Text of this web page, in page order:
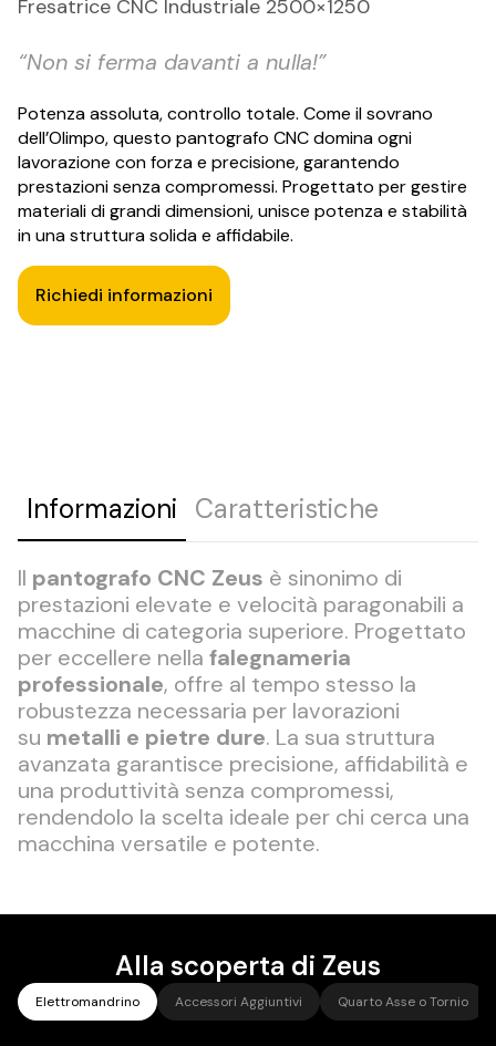
Fresatrice CNC Industriale 2500×1250
“Non si ferma davanti a nulla!”
Potenza assoluta, controllo totale. Come il sovrano
dell’Olimpo, questo pantografo CNC domina ogni
lavorazione con forza e precisione, garantendo
prestazioni senza compromessi. Progettato per gestire
materiali di grandi dimensioni, unisce potenza e stabilità
in una struttura solida e affidabile.
Richiedi informazioni
Informazioni Caratteristiche
Il pantografo CNC Zeus è sinonimo di
prestazioni elevate e velocità paragonabili a
macchine di categoria superiore. Progettato
per eccellere nella falegnameria
professionale, offre al tempo stesso la
robustezza necessaria per lavorazioni
su metalli e pietre dure. La sua struttura
avanzata garantisce precisione, affidabilità e
una produttività senza compromessi,
rendendolo la scelta ideale per chi cerca una
macchina versatile e potente.
Alla scoperta di Zeus
Elettromandrino Accessori Aggiuntivi Quarto Asse o Tornio